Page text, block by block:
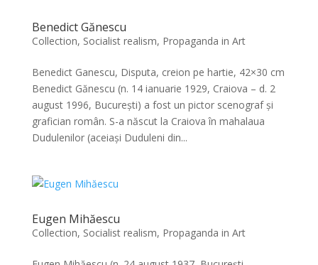
Benedict Gănescu
Collection, Socialist realism, Propaganda in Art
Benedict Ganescu, Disputa, creion pe hartie, 42×30 cm
Benedict Gănescu (n. 14 ianuarie 1929, Craiova – d. 2
august 1996, București) a fost un pictor scenograf și
grafician român. S-a născut la Craiova în mahalaua
Dudulenilor (aceiași Duduleni din...
Eugen Mihăescu
Collection, Socialist realism, Propaganda in Art